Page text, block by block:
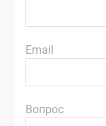
Email
Вопрос